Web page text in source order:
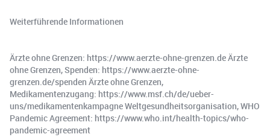
Weiterführende Informationen
Ärzte ohne Grenzen: https://www.aerzte-ohne-grenzen.de Ärzte
ohne Grenzen, Spenden: https://www.aerzte-ohne-
grenzen.de/spenden Ärzte ohne Grenzen,
Medikamentenzugang: https://www.msf.ch/de/ueber-
uns/medikamentenkampagne Weltgesundheitsorganisation, WHO
Pandemic Agreement: https://www.who.int/health-topics/who-
pandemic-agreement